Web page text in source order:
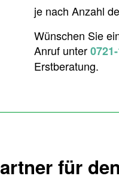
je nach Anzahl
Wünschen Sie
Anruf unter
Erstberatung.
für